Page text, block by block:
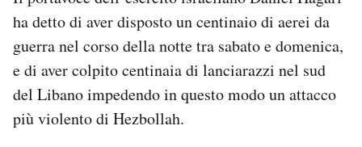
ha detto di aver disposto un centinaio di aerei da
guerra nel corso della notte tra sabato e domenica,
e di aver colpito centinaia di lanciarazzi nel sud
del Libano impedendo in questo modo un attacco
più violento di Hezbollah.